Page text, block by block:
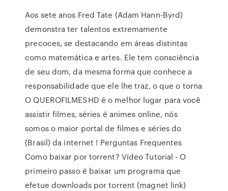
Aos sete anos Fred Tate (Adam Hann-Byrd)
demonstra ter talentos extremamente
precoces, se destacando em áreas distintas
como matemática e artes. Ele tem consciência
de seu dom, da mesma forma que conhece a
responsabilidade que ele lhe traz, o que o torna
O QUEROFILMESHD é o melhor lugar para você
assistir filmes, séries é animes online, nós
somos o maior portal de filmes e séries do
(Brasil) da internet ! Perguntas Frequentes
Como baixar por torrent? Vídeo Tutorial - O
primeiro passo é baixar um programa que
efetue downloads por torrent (magnet link)